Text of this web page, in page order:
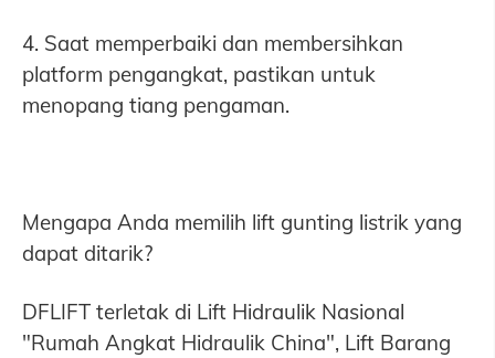
4. Saat memperbaiki dan membersihkan
platform pengangkat, pastikan untuk
menopang tiang pengaman.
Mengapa Anda memilih lift gunting listrik yang
dapat ditarik?
DFLIFT terletak di Lift Hidraulik Nasional
"Rumah Angkat Hidraulik China", Lift Barang